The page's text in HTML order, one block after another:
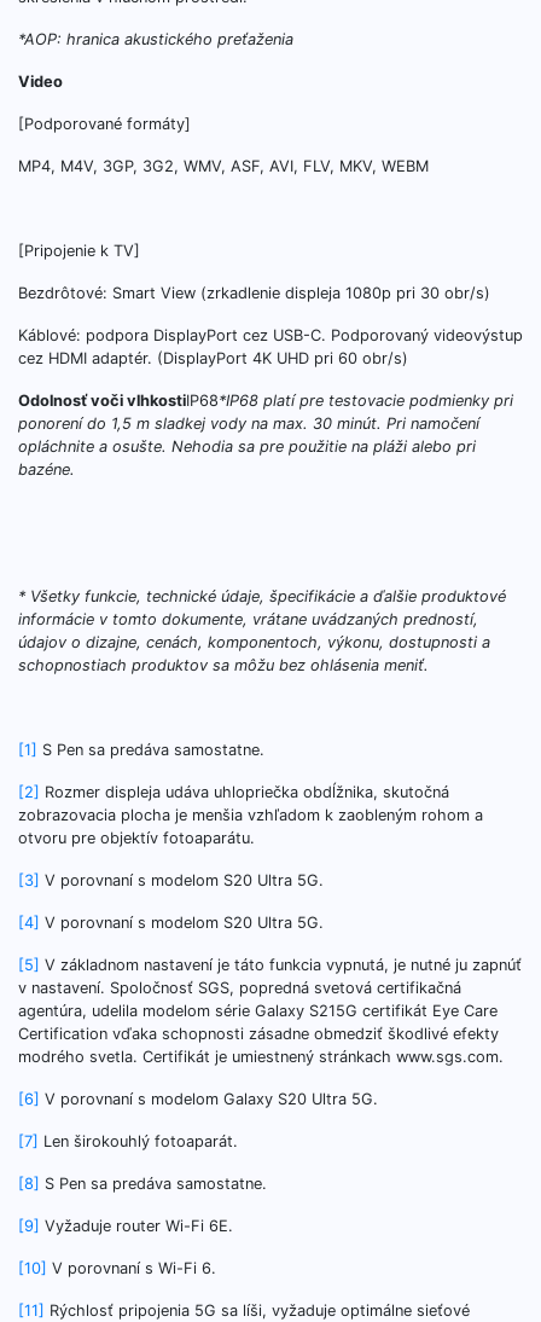
*AOP: hranica akustického preťaženia
Video
[Podporované formáty]
MP4, M4V, 3GP, 3G2, WMV, ASF, AVI, FLV, MKV, WEBM
[Pripojenie k TV]
Bezdrôtové: Smart View (zrkadlenie displeja 1080p pri 30 obr/s)
Káblové: podpora DisplayPort cez USB-C. Podporovaný videovýstup
cez HDMI adaptér. (DisplayPort 4K UHD pri 60 obr/s)
Odolnosť voči vlhkostiIP68*IP68 platí pre testovacie podmienky pri
ponorení do 1,5 m sladkej vody na max. 30 minút. Pri namočení
opláchnite a osušte. Nehodia sa pre použitie na pláži alebo pri
bazéne.
* Všetky funkcie, technické údaje, špecifikácie a ďalšie produktové
informácie v tomto dokumente, vrátane uvádzaných predností,
údajov o dizajne, cenách, komponentoch, výkonu, dostupnosti a
schopnostiach produktov sa môžu bez ohlásenia meniť.
[1] S Pen sa predáva samostatne.
[2] Rozmer displeja udáva uhlopriečka obdĺžnika, skutočná
zobrazovacia plocha je menšia vzhľadom k zaobleným rohom a
otvoru pre objektív fotoaparátu.
[3] V porovnaní s modelom S20 Ultra 5G.
[4] V porovnaní s modelom S20 Ultra 5G.
[5] V základnom nastavení je táto funkcia vypnutá, je nutné ju zapnúť
v nastavení. Spoločnosť SGS, popredná svetová certifikačná
agentúra, udelila modelom série Galaxy S215G certifikát Eye Care
Certification vďaka schopnosti zásadne obmedziť škodlivé efekty
modrého svetla. Certifikát je umiestnený stránkach www.sgs.com.
[6] V porovnaní s modelom Galaxy S20 Ultra 5G.
[7] Len širokouhlý fotoaparát.
[8] S Pen sa predáva samostatne.
[9] Vyžaduje router Wi-Fi 6E.
[10] V porovnaní s Wi-Fi 6.
[11] Rýchlosť pripojenia 5G sa líši, vyžaduje optimálne sieťové